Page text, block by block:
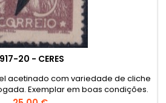
20 - CERES
acetinado com variedade de cliche
Exemplar em boas condições.